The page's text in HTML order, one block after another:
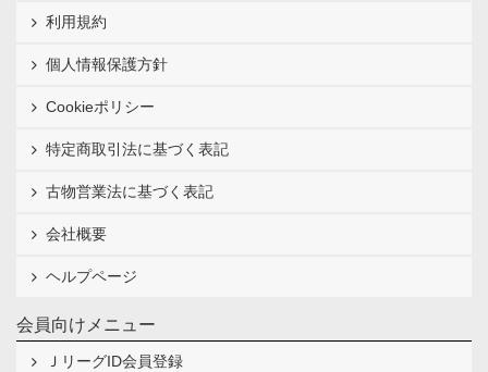
利用規約
個人情報保護方針
Cookieポリシー
特定商取引法に基づく表記
古物営業法に基づく表記
会社概要
ヘルプページ
会員向けメニュー
ＪリーグID会員登録